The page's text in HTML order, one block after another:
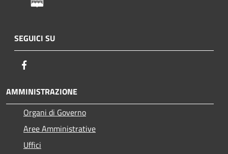
SEGUICI SU
AMMINISTRAZIONE
Organi di Governo
Aree Amministrative
Uffici